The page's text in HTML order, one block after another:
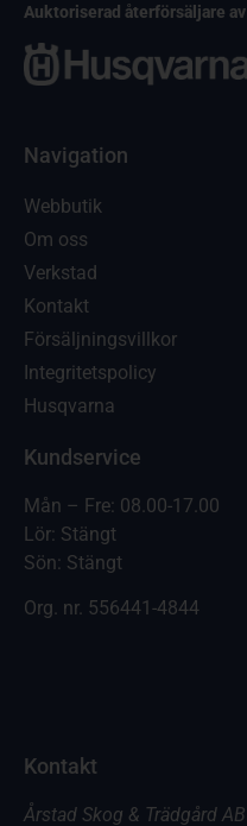
Auktoriserad återförsäljare av
Navigation
Webbutik
Om oss
Verkstad
Kontakt
Försäljningsvillkor
Integritetspolicy
Husqvarna
Kundservice
Mån – Fre: 08.00-17.00
Lör: Stängt
Sön: Stängt
Org. nr. 556441-4844
Kontakt
Årstad Skog & Trädgård AB